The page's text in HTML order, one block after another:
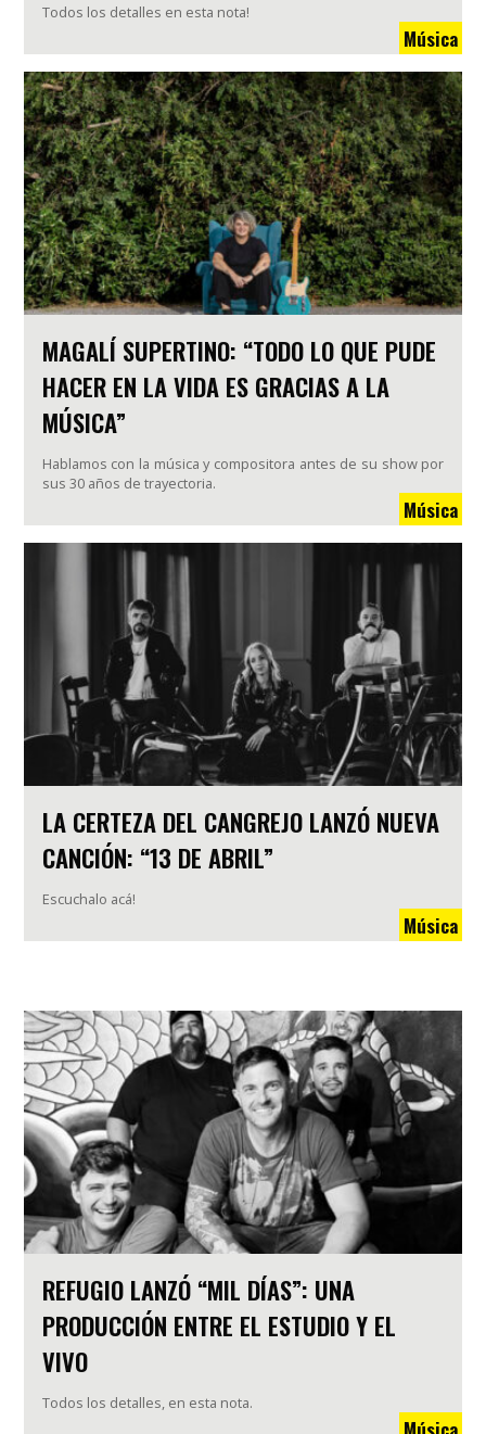
Todos los detalles en esta nota!
Música
MAGALÍ SUPERTINO: “TODO LO QUE PUDE
HACER EN LA VIDA ES GRACIAS A LA
MÚSICA”
Hablamos con la música y compositora antes de su show por
sus 30 años de trayectoria.
Música
LA CERTEZA DEL CANGREJO LANZÓ NUEVA
CANCIÓN: “13 DE ABRIL”
Escuchalo acá!
Música
REFUGIO LANZÓ “MIL DÍAS”: UNA
PRODUCCIÓN ENTRE EL ESTUDIO Y EL
VIVO
Todos los detalles, en esta nota.